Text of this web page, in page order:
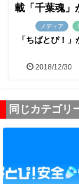
載「千葉魂」
メディア
「ちばとぴ！
2018/12/30
同じカテゴリ